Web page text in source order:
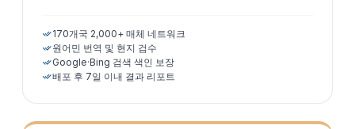
170개국 2,000+ 매체 네트워크
원어민 번역 및 현지 검수
Google·Bing 검색 색인 보장
배포 후 7일 이내 결과 리포트